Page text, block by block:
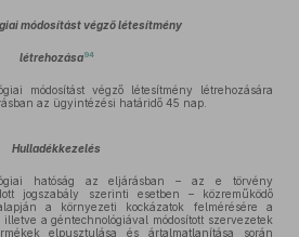
módosítást végző létesítmény
létrehozása94
módosítást végző létesítmény létrehozására
az ügyintézési határidő 45 nap.
Hulladékkezelés
hatóság az eljárásban – az e törvény
jogszabály szerinti esetben – közreműködő
a környezeti kockázatok felmérésére a
a géntechnológiával módosított szervezetek
elpusztulása és ártalmatlanítása során